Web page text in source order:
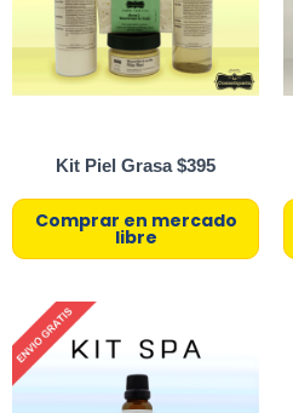
Kit Piel Grasa $395
Comprar en mercado
libre